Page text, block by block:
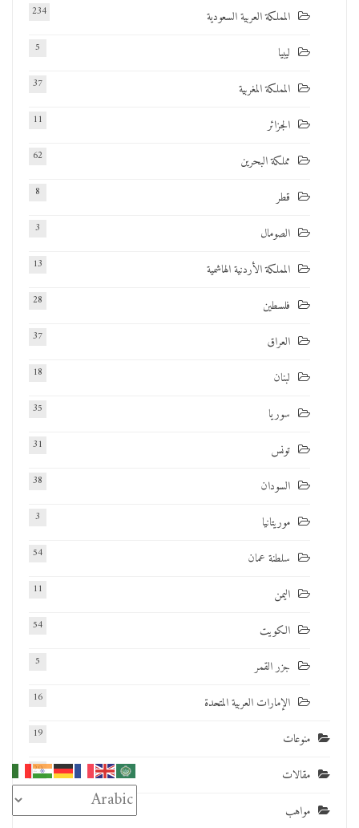
المملكة العربية السعودية 234
ليبيا 5
المملكة المغربية 37
الجزائر 11
مملكة البحرين 62
قطر 8
الصومال 3
المملكة الأردنية الهاشمية 13
فلسطين 28
العراق 37
لبنان 18
سوريا 35
تونس 31
السودان 38
موريتانيا 3
سلطنة عمان 54
اليمن 11
الكويت 54
جزر القمر 5
الإمارات العربية المتحدة 16
منوعات 19
مقالات 29
مواهب